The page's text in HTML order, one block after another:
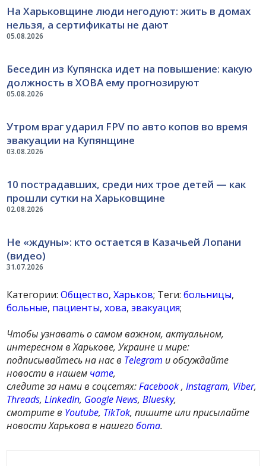
05.08.2026
На Харьковщине люди негодуют: жить в домах
нельзя, а сертификаты не дают
05.08.2026
Беседин из Купянска идет на повышение: какую
должность в ХОВА ему прогнозируют
03.08.2026
Утром враг ударил FPV по авто копов во время
эвакуации на Купянщине
02.08.2026
10 пострадавших, среди них трое детей — как
прошли сутки на Харьковщине
31.07.2026
Не «ждуны»: кто остается в Казачьей Лопани
(видео)
Категории:Общество,Харьков; Теги:больницы,
больные, пациенты,хова,эвакуация;
Чтобы узнавать о самом важном, актуальном,
интересном в Харькове, Украине и мире:
подписывайтесь на нас в Telegram и обсуждайте
новости в нашем чате,
следите за нами в соцсетях:Facebook,Instagram, Viber,
Threads,LinkedIn, Google News,Bluesky,
смотрите в Youtube, TikTok, пишите или присылайте
новости Харькова в нашегобота.